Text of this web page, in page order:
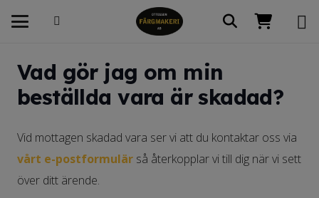
Vad gör jag om min
beställda vara är skadad?
Vid mottagen skadad vara ser vi att du kontaktar oss via
vårt e-postformulär så återkopplar vi till dig när vi sett
över ditt ärende.